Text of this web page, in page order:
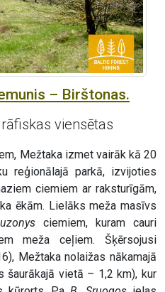
– Birštonas.
viensētas
Mežtaka izmet vairāk kā 20
reģionālajā parkā, izvijoties
ciemiem ar raksturīgām,
ēkām. Lielāks meža masīvs
ciemiem, kuram cauri
meža ceļiem. Šķērsojusi
Mežtaka nolaižas nākamajā
šaurākajā vietā – 1,2 km), kur